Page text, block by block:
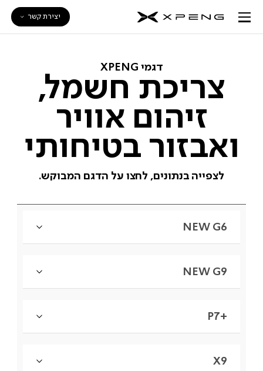
יצירת קשר
דגמי XPENG
צריכת חשמל,
זיהום אוויר
ואבזור בטיחותי
לצפייה בנתונים, לחצו על הדגם המבוקש.
NEW G6
NEW G9
P7+‎
X9